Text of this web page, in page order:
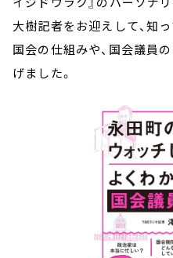
大樹記者をお迎えして、知
国会の仕組みや、国会議員
げました。